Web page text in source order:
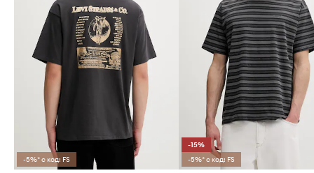
-5%* с код: FS
-15%
-5%* с код: FS